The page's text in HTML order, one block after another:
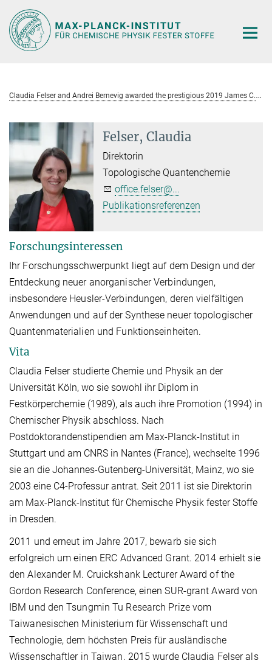
Hauptinhalt
C
laudia Felser and Andrei Bernevig awarded the prestigious 2019 James C. McGroddy Prize for New Materials from the American Physical Society (APS) for their work on topological semi-metals and insulators
Felser, Claudia
Direktorin
Topologische Quantenchemie
office.felser@...
Publikationsreferenzen
Forschungsinteressen
Ihr Forschungsschwerpunkt liegt auf dem Design und der
Entdeckung neuer anorganischer Verbindungen,
insbesondere Heusler-Verbindungen, deren vielfältigen
Anwendungen und auf der Synthese neuer topologischer
Quantenmaterialien und Funktionseinheiten.
Vita
Claudia Felser studierte Chemie und Physik an der
Universität Köln, wo sie sowohl ihr Diplom in
Festkörperchemie (1989), als auch ihre Promotion (1994) in
Chemischer Physik abschloss. Nach
Postdoktorandenstipendien am Max-Planck-Institut in
Stuttgart und am CNRS in Nantes (France), wechselte 1996
sie an die Johannes-Gutenberg-Universität, Mainz, wo sie
2003 eine C4-Professur antrat. Seit 2011 ist sie Direktorin
am Max-Planck-Institut für Chemische Physik fester Stoffe
in Dresden.
2011 und erneut im Jahre 2017, bewarb sie sich
erfolgreich um einen ERC Advanced Grant. 2014 erhielt sie
den Alexander M. Cruickshank Lecturer Award of the
Gordon Research Conference, einen SUR-grant Award von
IBM und den Tsungmin Tu Research Prize vom
Taiwanesischen Ministerium für Wissenschaft und
Technologie, dem höchsten Preis für ausländische
Wissenschaftler in Taiwan. 2015 wurde Claudia Felser als